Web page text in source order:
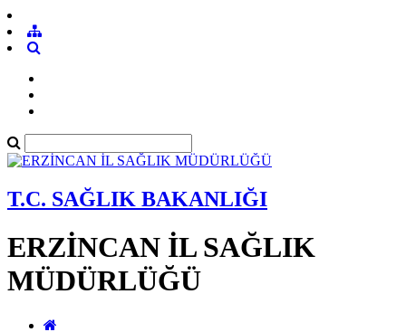
T.C. SAĞLIK BAKANLIĞI
ERZİNCAN İL SAĞLIK
MÜDÜRLÜĞÜ